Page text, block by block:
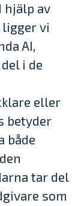
hjälp av
ligger vi
AI,
i de
eller
betyder
både
tar del
som